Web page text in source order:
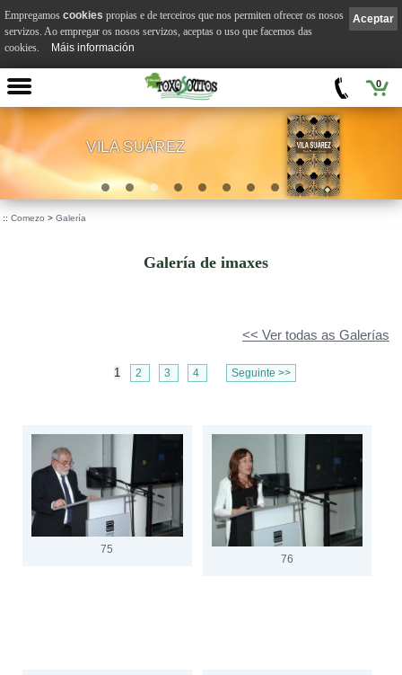
0
VILA SUÁREZ
:: Comezo > Galería
Galería de imaxes
<< Ver todas as Galerías
1 2 3 4 Seguinte >>
75
76
Aceptar
Empregamos cookies propias e de terceiros que nos permiten ofrecer os nosos
servizos. Ao empregar os nosos servizos, aceptas o uso que facemos das
cookies.
Máis información